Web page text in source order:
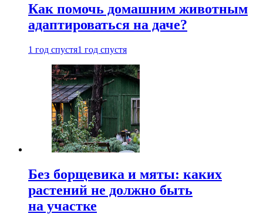
Как помочь домашним животным
адаптироваться на даче?
1 год спустя1 год спустя
Без борщевика и мяты: каких
растений не должно быть
на участке